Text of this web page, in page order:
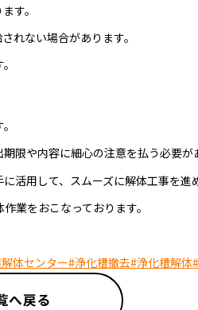
す。
れない場合があります。
限や内容に細心の注意を払う必要が
活用して、スムーズに解体工事を進
業をおこなっております。
体センター#浄化槽撤去#浄化槽解体
へ戻る